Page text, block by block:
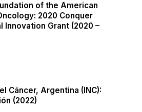
of the American
2020 Conquer
Innovation Grant (2020 –
Cáncer, Argentina (INC):
(2022)